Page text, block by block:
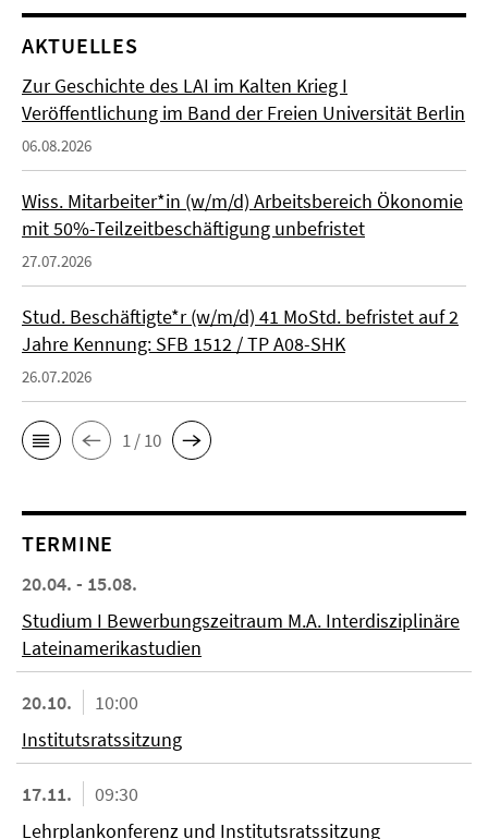
AKTUELLES
Zur Geschichte des LAI im Kalten Krieg I
Veröffentlichung im Band der Freien Universität Berlin
06.08.2026
Wiss. Mitarbeiter*in (w/m/d) Arbeitsbereich Ökonomie
mit 50%-Teilzeitbeschäftigung unbefristet
27.07.2026
Stud. Beschäftigte*r (w/m/d) 41 MoStd. befristet auf 2
Jahre Kennung: SFB 1512 / TP A08-SHK
26.07.2026
1 / 10
TERMINE
20.04. - 15.08.
Studium I Bewerbungszeitraum M.A. Interdisziplinäre
Lateinamerikastudien
20.10.
10:00
Institutsratssitzung
17.11.
09:30
Lehrplankonferenz und Institutsratssitzung